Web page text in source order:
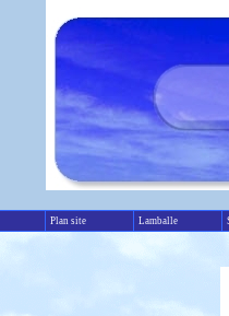
Plan site Lamballe